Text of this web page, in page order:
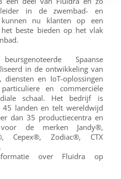
in de zwembad- en
kunnen nu klanten op een
beste bieden op het vlak
Spaanse
in de ontwikkeling van
diensten en IoT-oplossingen
en commerciële
schaal. Het bedrijf is
45 landen en telt wereldwijd
dan 35 productiecentra en
de merken Jandy®,
Cepex®, Zodiac®, CTX
over Fluidra op